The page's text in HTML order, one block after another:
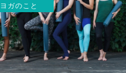
ヨガのこと